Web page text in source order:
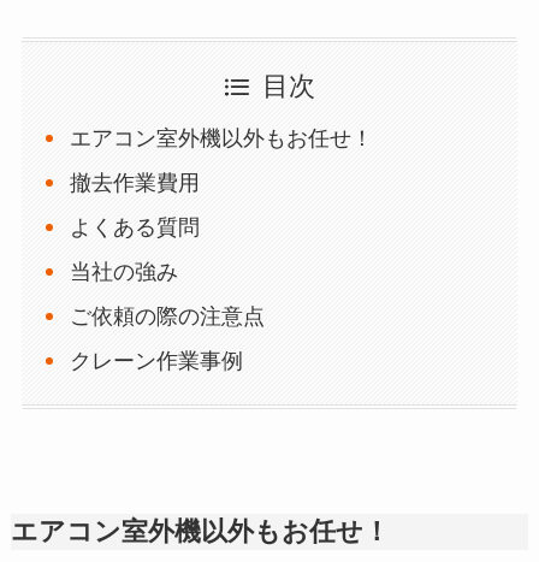
目次
エアコン室外機以外もお任せ！
撤去作業費用
よくある質問
当社の強み
ご依頼の際の注意点
クレーン作業事例
エアコン室外機以外もお任せ！